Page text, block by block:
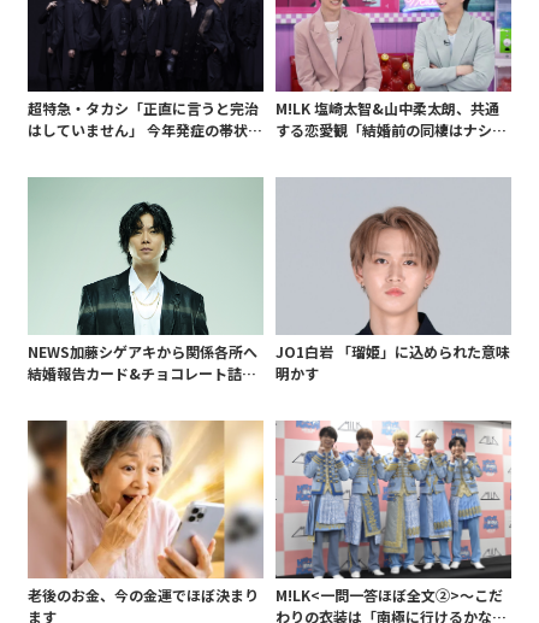
超特急・タカシ「正直に言うと完治
はしていません」 今年発症の帯状疱
白 後遺症も語る
M!LK 塩崎太智&山中柔太朗、共通
する恋愛観「結婚前の同棲はナシ」
NEWS加藤シゲアキから関係各所へ
結婚報告カード&チョコレート詰め
も添えて
JO1白岩 「瑠姫」に込められた意味
明かす
老後のお金、今の金運でほぼ決まり
ます
M!LK<一問一答ほぼ全文②>～こだ
わりの衣装は「南極に行けるかなと